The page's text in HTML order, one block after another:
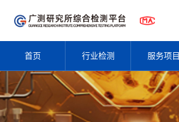
首页 行业检测 服务项目